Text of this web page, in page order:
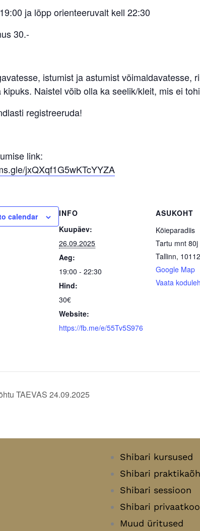
ja lõpp orienteeruvalt kell 22:30
30.-
istumist ja astumist võimaldavatesse,
kipuks. Naistel võib olla ka seelik/kleit, mis ei
registreeruda!
link:
jxQXqf1G5wKTcYYZA
calendar
INFO
Kuupäev:
26.09.2025
Aeg:
19:00 - 22:30
Hind:
30€
Website:
https://fb.me/e/55Tv5S976
ASUKOHT
Köieparadiis
Tartu mnt 80j
Tallinn, 10112
Google Map
Vaata
TAEVAS 24.09.2025
Shibari kursused
Shibari
Shibari sessioon
Shibari
Muud üritused